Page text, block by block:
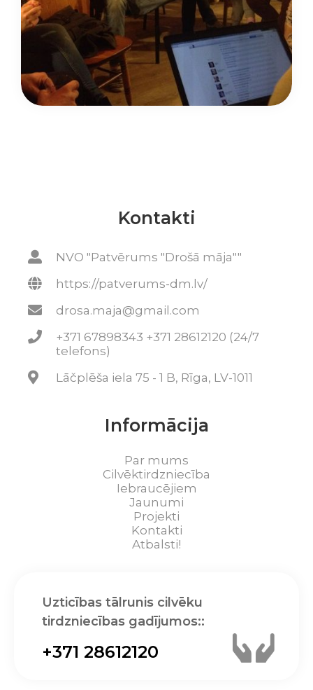
Kontakti
NVO "Patvērums "Drošā māja""
https://patverums-dm.lv/
drosa.maja@gmail.com
+371 67898343 +371 28612120 (24/7
telefons)
Lāčplēša iela 75 - 1 B, Rīga, LV-1011
Informācija
Par mums
Cilvēktirdzniecība
Iebraucējiem
Jaunumi
Projekti
Kontakti
Atbalsti!
Uzticības tālrunis cilvēku
tirdzniecības gadījumos::
+371 28612120